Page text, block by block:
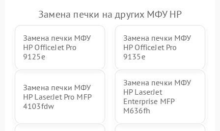
Замена печки на других МФУ HP
Замена печки МФУ
HP OfficeJet Pro
9125e
Замена печки МФУ
HP OfficeJet Pro
9135e
Замена печки МФУ
HP LaserJet Pro MFP
4103fdw
Замена печки МФУ
HP LaserJet
Enterprise MFP
M636fh